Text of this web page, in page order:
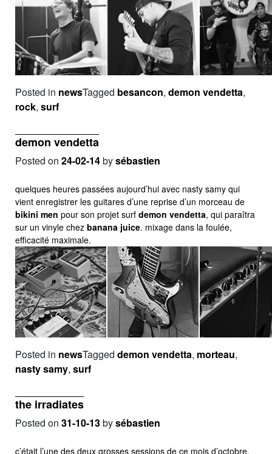
Posted in newsTagged besancon, demon vendetta,
rock, surf
demon vendetta
Posted on 24-02-14bysébastien
quelques heures passées aujourd’hui avec nasty samy qui
vient enregistrer les guitares d’une reprise d’un morceau de
bikini men pour son projet surf demon vendetta, qui paraîtra
sur un vinyle chez banana juice. mixage dans la foulée,
efficacité maximale.
Posted in newsTagged demon vendetta, morteau,
nasty samy, surf
the irradiates
Posted on 31-10-13bysébastien
c’était l’une des deux grosses sessions de ce mois d’octobre,